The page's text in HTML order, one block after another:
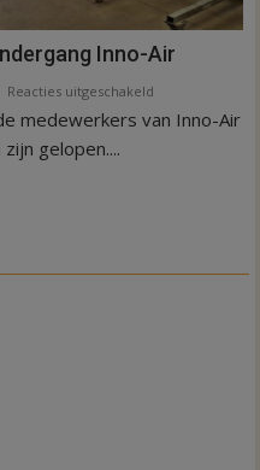
Inno-Air
Reacties uitgeschakeld
Warmte
medewerkers van Inno-Air
gelopen....